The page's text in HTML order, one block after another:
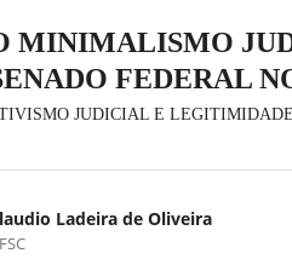
MINIMALISMO
FEDERAL
JUDICIAL E
Ladeira de Oliveira